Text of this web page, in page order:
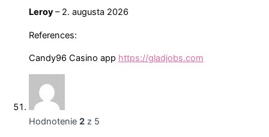
Leroy– 2. augusta 2026
References:
Candy96 Casino app https://gladjobs.com
Hodnotenie 2 z 5